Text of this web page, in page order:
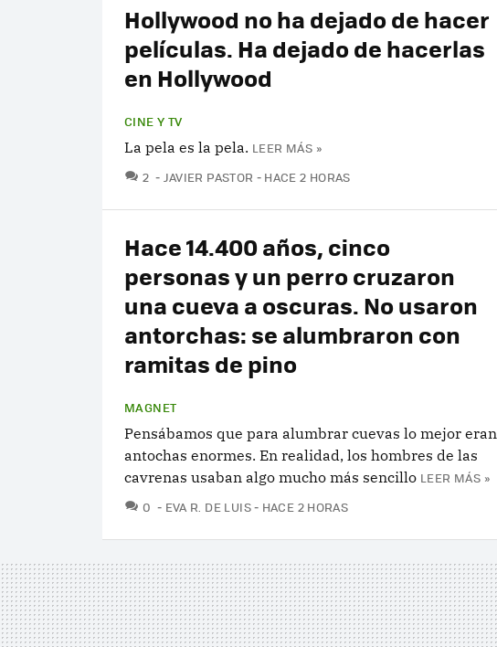
Hollywood no ha dejado de hacer
películas. Ha dejado de hacerlas
en Hollywood
CINE Y TV
La pela es la pela. LEER MÁS »
2 COMENTARIOS
JAVIER PASTOR HACE 2 HORAS
Hace 14.400 años, cinco
personas y un perro cruzaron
una cueva a oscuras. No usaron
antorchas: se alumbraron con
ramitas de pino
MAGNET
Pensábamos que para alumbrar cuevas lo mejor eran
antochas enormes. En realidad, los hombres de las
cavrenas usaban algo mucho más sencillo LEER MÁS »
0 COMENTARIOS
EVA R. DE LUIS HACE 2 HORAS